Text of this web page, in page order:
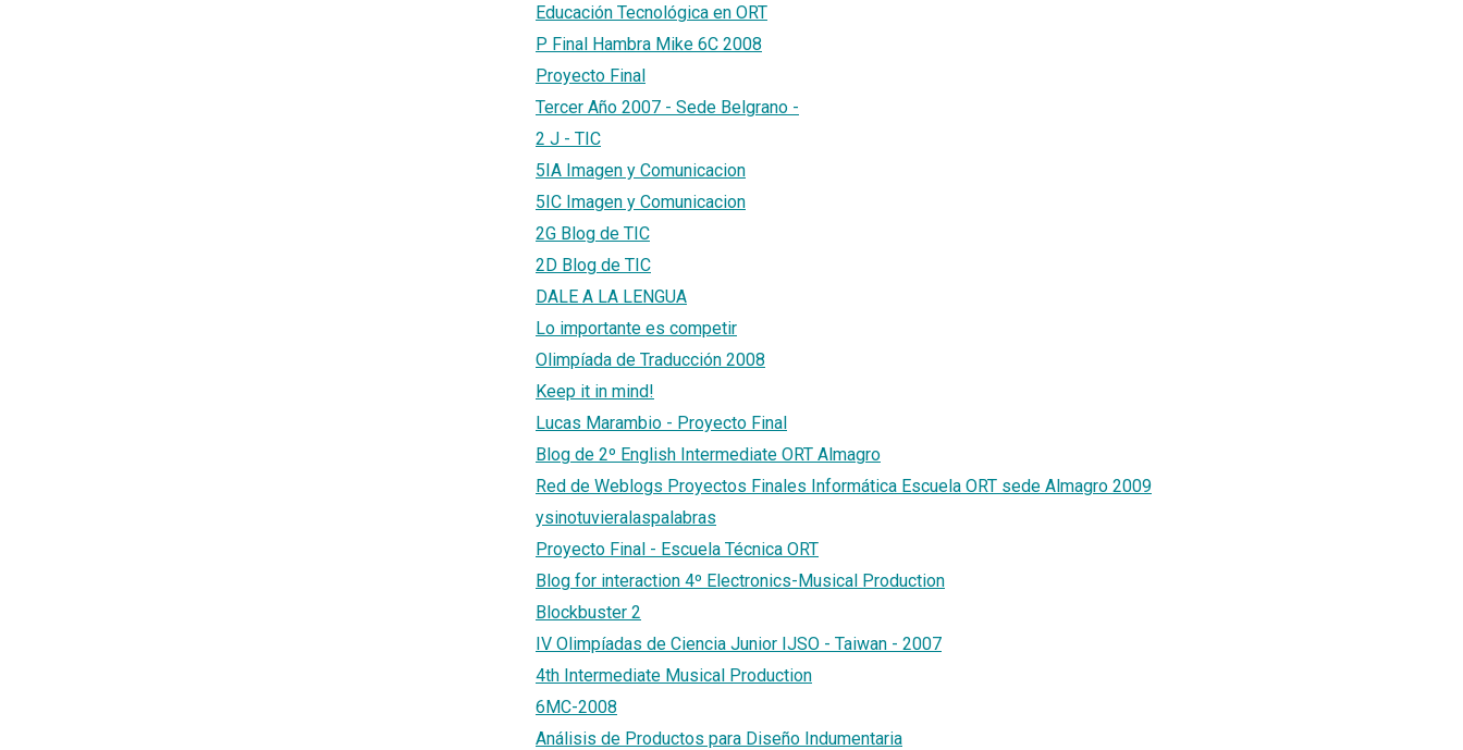
Educación Tecnológica en ORT
P Final Hambra Mike 6C 2008
Proyecto Final
Tercer Año 2007 - Sede Belgrano -
2 J - TIC
5IA Imagen y Comunicacion
5IC Imagen y Comunicacion
2G Blog de TIC
2D Blog de TIC
DALE A LA LENGUA
Lo importante es competir
Olimpíada de Traducción 2008
Keep it in mind!
Lucas Marambio - Proyecto Final
Blog de 2º English Intermediate ORT Almagro
Red de Weblogs Proyectos Finales Informática Escuela ORT sede Almagro 2009
ysinotuvieralaspalabras
Proyecto Final - Escuela Técnica ORT
Blog for interaction 4º Electronics-Musical Production
Blockbuster 2
IV Olimpíadas de Ciencia Junior IJSO - Taiwan - 2007
4th Intermediate Musical Production
6MC-2008
Análisis de Productos para Diseño Indumentaria